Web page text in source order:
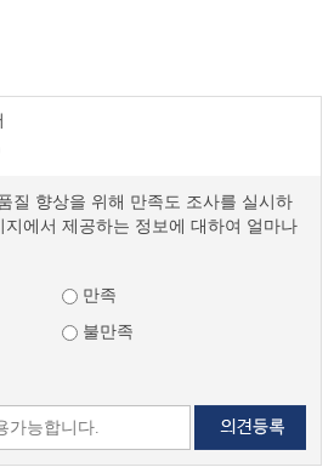
질 향상을 위해 만족도 조사를 실시하
지에서 제공하는 정보에 대하여 얼마나
만족
불만족